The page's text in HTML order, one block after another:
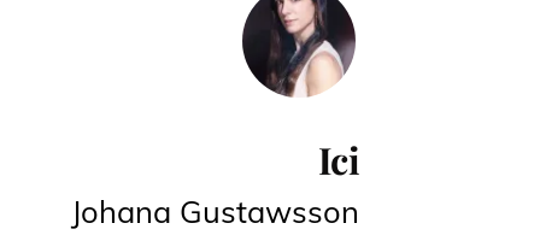
Ici
Johana Gustawsson